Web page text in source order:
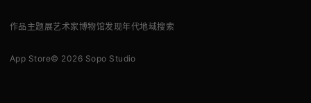
作品 主题展艺术家博物馆发现年代地域搜索
App Store© 2026 Sopo Studio